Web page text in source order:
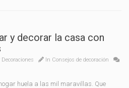
y decorar la casa con
In Consejos de decoración
huela a las mil maravillas. Que